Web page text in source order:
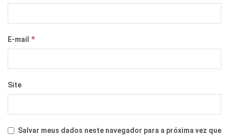
E-mail *
Site
Salvar meus dados neste navegador para a próxima vez que